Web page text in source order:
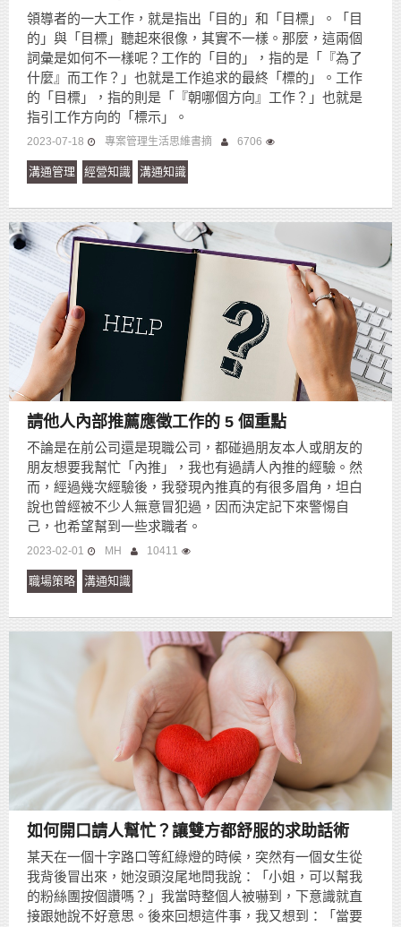
領導者的一大工作，就是指出「目的」和「目標」。「目
的」與「目標」聽起來很像，其實不一樣。那麼，這兩個
詞彙是如何不一樣呢？工作的「目的」，指的是「『為了
什麼』而工作？」也就是工作追求的最終「標的」。工作
的「目標」，指的則是「『朝哪個方向』工作？」也就是
指引工作方向的「標示」。
2023-07-18 專案管理生活思維書摘 6706
溝通管理 經營知識 溝通知識
請他人內部推薦應徵工作的 5 個重點
不論是在前公司還是現職公司，都碰過朋友本人或朋友的
朋友想要我幫忙「內推」，我也有過請人內推的經驗。然
而，經過幾次經驗後，我發現內推真的有很多眉角，坦白
說也曾經被不少人無意冒犯過，因而決定記下來警惕自
己，也希望幫到一些求職者。
2023-02-01 MH 10411
職場策略 溝通知識
如何開口請人幫忙？讓雙方都舒服的求助話術
某天在一個十字路口等紅綠燈的時候，突然有一個女生從
我背後冒出來，她沒頭沒尾地問我說：「小姐，可以幫我
的粉絲團按個讚嗎？」我當時整個人被嚇到，下意識就直
接跟她說不好意思。後來回想這件事，我又想到：「當要